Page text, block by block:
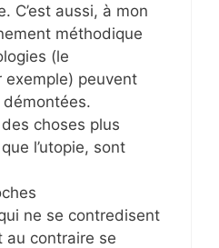
C’est aussi, à mon
méthodique
(le
exemple) peuvent
choses plus
l’utopie, sont
ne se contredisent
au contraire se